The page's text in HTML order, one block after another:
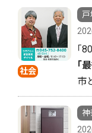
社会
｢
｢
市
神